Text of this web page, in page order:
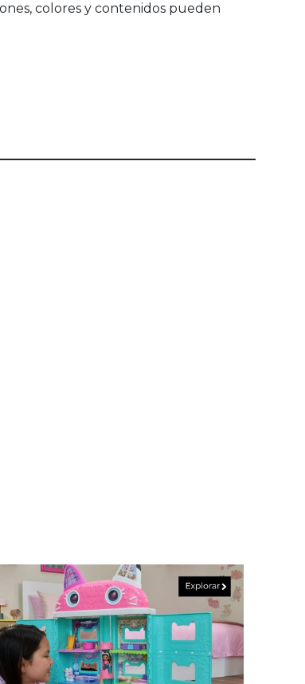
colores y contenidos pueden